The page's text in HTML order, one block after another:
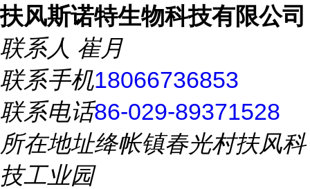
扶风斯诺特生物科技有限公司
联系人 崔月
联系手机18066736853
联系电话86-029-89371528
所在地址绛帐镇春光村扶风科
技工业园